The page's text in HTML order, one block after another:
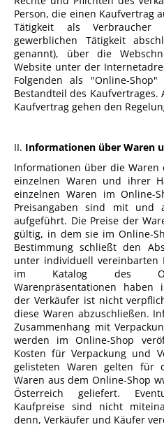
Person, die einen Kaufvertrag
Tätigkeit als
gewerblichen Tätigkeit
genannt), über die
Website unter der
Folgenden als "Online-
Bestandteil des Kaufvertrages.
Kaufvertrag gehen den
II. Informationen über Waren
Informationen über die
einzelnen Waren und ihrer
einzelnen Waren im Online-
Preisangaben sind mit und
aufgeführt. Die Preise der
gültig, in dem sie im Online-
Bestimmung schließt den
unter individuell vereinbarten
im Katalog des
Warenpräsentationen haben
der Verkäufer ist nicht
diese Waren abzuschließen.
Zusammenhang mit
werden im Online-Shop
Kosten für Verpackung und
gelisteten Waren gelten für
Waren aus dem Online-Shop
Österreich geliefert.
Kaufpreise sind nicht
denn, Verkäufer und Käufer
e
h
l
e
n